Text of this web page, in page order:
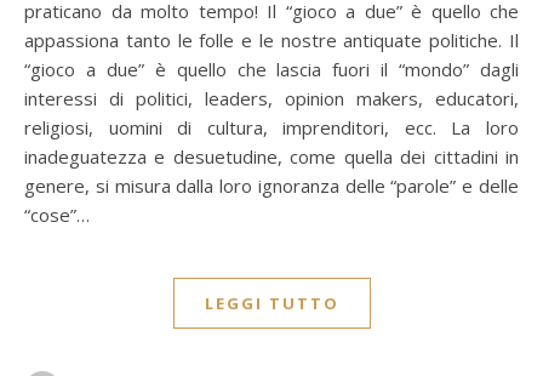
praticano da molto tempo! Il “gioco a due” è quello che
appassiona tanto le folle e le nostre antiquate politiche. Il
“gioco a due” è quello che lascia fuori il “mondo” dagli
interessi di politici, leaders, opinion makers, educatori,
religiosi, uomini di cultura, imprenditori, ecc. La loro
inadeguatezza e desuetudine, come quella dei cittadini in
genere, si misura dalla loro ignoranza delle “parole” e delle
“cose”…
LEGGI TUTTO